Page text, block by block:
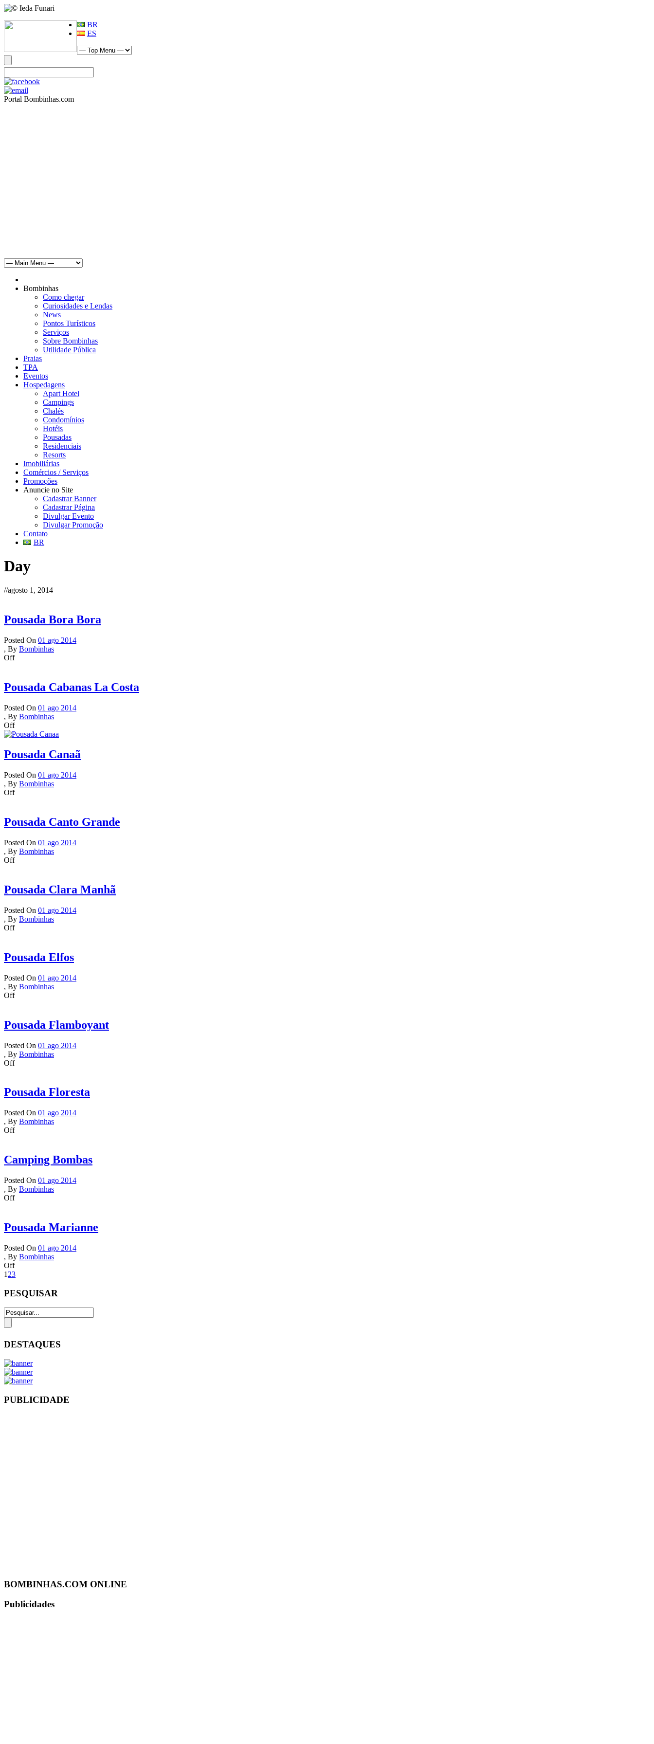
BR
ES
Portal Bombinhas.com
Bombinhas
Como chegar
Curiosidades e Lendas
News
Pontos Turísticos
Serviços
Sobre Bombinhas
Utilidade Pública
Praias
TPA
Eventos
Hospedagens
Apart Hotel
Campings
Chalés
Condomínios
Hotéis
Pousadas
Residenciais
Resorts
Imobiliárias
Comércios / Serviços
Promoções
Anuncie no Site
Cadastrar Banner
Cadastrar Página
Divulgar Evento
Divulgar Promoção
Contato
BR
Day
//agosto 1, 2014
Pousada Bora Bora
Posted On 01 ago 2014
, By Bombinhas
Off
Pousada Cabanas La Costa
Posted On 01 ago 2014
, By Bombinhas
Off
Pousada Canaã
Posted On 01 ago 2014
, By Bombinhas
Off
Pousada Canto Grande
Posted On 01 ago 2014
, By Bombinhas
Off
Pousada Clara Manhã
Posted On 01 ago 2014
, By Bombinhas
Off
Pousada Elfos
Posted On 01 ago 2014
, By Bombinhas
Off
Pousada Flamboyant
Posted On 01 ago 2014
, By Bombinhas
Off
Pousada Floresta
Posted On 01 ago 2014
, By Bombinhas
Off
Camping Bombas
Posted On 01 ago 2014
, By Bombinhas
Off
Pousada Marianne
Posted On 01 ago 2014
, By Bombinhas
Off
1 23
PESQUISAR
DESTAQUES
PUBLICIDADE
BOMBINHAS.COM ONLINE
Publicidades